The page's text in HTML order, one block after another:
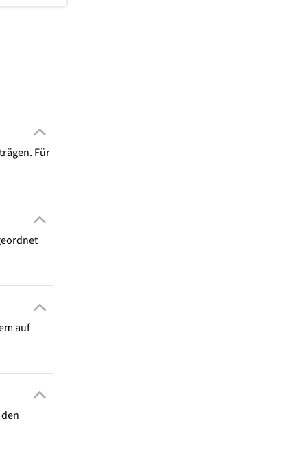
Für
auf